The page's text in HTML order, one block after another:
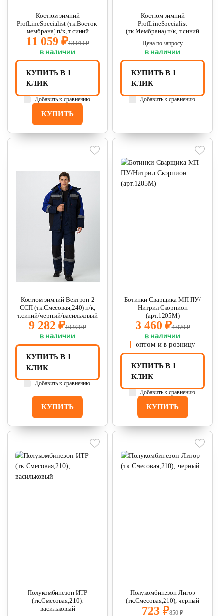
Костюм зимний
ProfLineSpecialist (тк.Восток-
мембрана) п/к, т.синий
11 059 ₽13 010 ₽
в наличии
КУПИТЬ
КУПИТЬ В 1
КЛИК
Добавить к сравнению
Костюм зимний
ProfLineSpecialist
(тк.Мембрана) п/к, т.синий
Цена по запросу
в наличии
КУПИТЬ В 1
КЛИК
Добавить к сравнению
Костюм зимний Вектрон-2
СОП (тк.Смесовая,240) п/к,
т.синий/черный/васильковый
9 282 ₽10 920 ₽
в наличии
КУПИТЬ
КУПИТЬ В 1
КЛИК
Добавить к сравнению
Ботинки Сварщика МП ПУ/
Нитрил Скорпион
(арт.1205М)
3 460 ₽4 070 ₽
в наличии
оптом и в розницу
КУПИТЬ
КУПИТЬ В 1
КЛИК
Добавить к сравнению
Полукомбинезон ИТР
(тк.Смесовая,210),
васильковый
Полукомбинезон Лигор
(тк.Смесовая,210), черный
723 ₽850 ₽